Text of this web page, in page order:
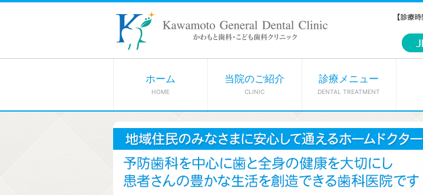
ホーム
HOME
当院のご紹介
CLINIC
診療メニュー
DENTAL TREATMENT